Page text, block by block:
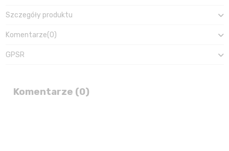
Szczegóły produktu
Komentarze(0)
GPSR
Komentarze (0)